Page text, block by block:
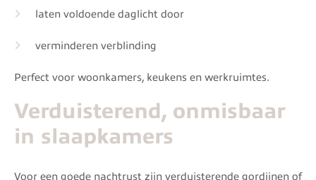
laten voldoende daglicht door
verminderen verblinding
Perfect voor woonkamers, keukens en werkruimtes.
Verduisterend, onmisbaar
in slaapkamers
Voor een goede nachtrust zijn verduisterende gordijnen of